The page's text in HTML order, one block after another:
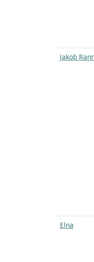
Jakob
Elna